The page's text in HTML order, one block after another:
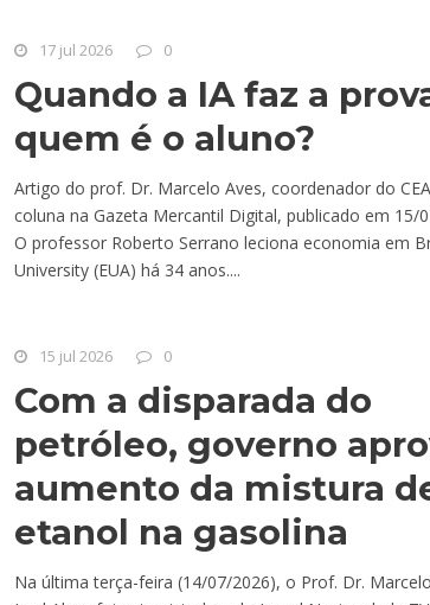
17 jul 2026 0
Quando a IA faz a
quem é o aluno?
Artigo do prof. Dr. Marcelo Aves, coordenador do
coluna na Gazeta Mercantil Digital, publicado em 15/
O professor Roberto Serrano leciona economia em
University (EUA) há 34 anos....
15 jul 2026 0
Com a disparada do
petróleo, governo
aumento da mistura
etanol na gasolina
Na última terça-feira (14/07/2026), o Prof. Dr.